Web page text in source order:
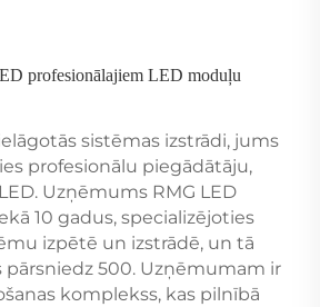
profesionālajiem LED moduļu
sistēmas izstrādi, jums
profesionālu piegādātāju,
Uzņēmums RMG LED
10 gadus, specializējoties
izpētē un izstrādē, un tā
500. Uzņēmumam ir
komplekss, kas pilnībā